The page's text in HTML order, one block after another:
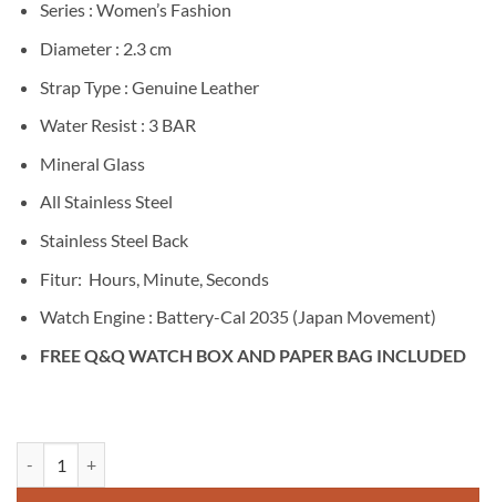
Series : Women’s Fashion
Diameter : 2.3 cm
Strap Type : Genuine Leather
Water Resist : 3 BAR
Mineral Glass
All Stainless Steel
Stainless Steel Back
Fitur: Hours, Minute, Seconds
Watch Engine : Battery-Cal 2035 (Japan Movement)
FREE Q&Q WATCH BOX AND PAPER BAG INCLUDED